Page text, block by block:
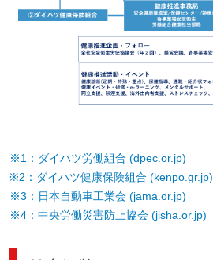
※1：ダイハツ労働組合 (dpec.or.jp)
※2：ダイハツ健康保険組合 (kenpo.gr.jp)
※3：日本自動車工業会 (jama.or.jp)
※4：中央労働災害防止協会 (jisha.or.jp)